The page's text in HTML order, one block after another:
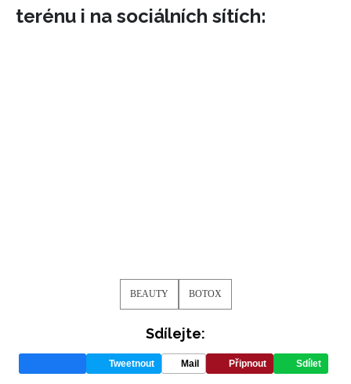
terénu i na sociálních sítích:
BEAUTY BOTOX
Sdílejte:
Tweetnout Mail Připnout Sdílet